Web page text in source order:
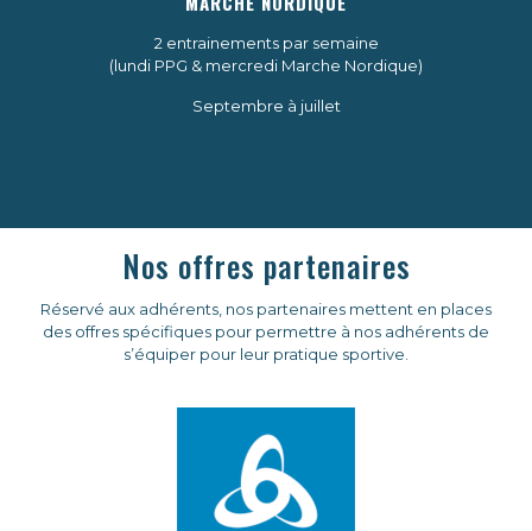
2 entrainements par semaine
(lundi PPG & mercredi Marche Nordique)
Septembre à juillet
Nos offres partenaires
Réservé aux adhérents, nos partenaires mettent en places
des offres spécifiques pour permettre à nos adhérents de
s’équiper pour leur pratique sportive.